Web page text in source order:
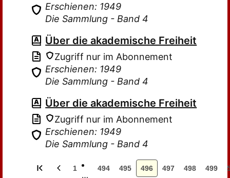
Erschienen: 1949
Die Sammlung - Band 4
Über die akademische Freiheit
Zugriff nur im Abonnement
Erschienen: 1949
Die Sammlung - Band 4
Über die akademische Freiheit
Zugriff nur im Abonnement
Erschienen: 1949
Die Sammlung - Band 4
1
…
494 495 496 497 498 499